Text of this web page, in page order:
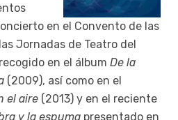
en el Convento de las
Jornadas de Teatro del
en el álbum De la
(2009), así como en el
el aire (2013) y en el reciente
y la espuma presentado en